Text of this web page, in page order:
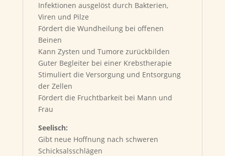
Infektionen ausgelöst durch Bakterien,
Viren und Pilze
Fördert die Wundheilung bei offenen
Beinen
Kann Zysten und Tumore zurückbilden
Guter Begleiter bei einer Krebstherapie
Stimuliert die Versorgung und Entsorgung
der Zellen
Fördert die Fruchtbarkeit bei Mann und
Frau
Seelisch:
Gibt neue Hoffnung nach schweren
Schicksalsschlägen